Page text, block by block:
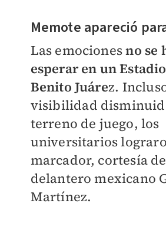
Memote apareció
Las emocionesno se
esperar en un
Benito Juárez.
visibilidad
terreno de juego, los
universitarios
marcador, cortesía
delantero mexicano
Martínez.